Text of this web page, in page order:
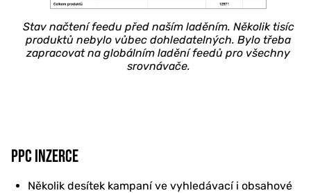
Stav načtení feedu před naším laděním. Několik tisíc
produktů nebylo vůbec dohledatelných. Bylo třeba
zapracovat na globálním ladění feedů pro všechny
srovnávače.
PPC INZERCE
Několik desítek kampaní ve vyhledávací i obsahové